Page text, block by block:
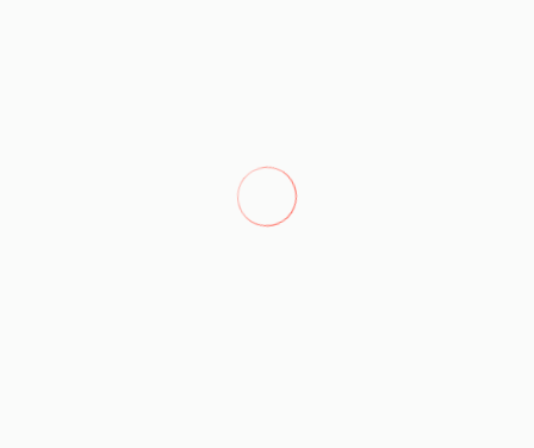
Parc aquatique - Aquaparque